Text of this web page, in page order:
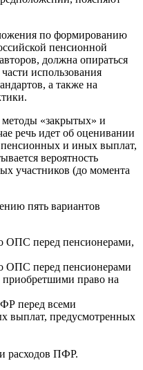
по формированию
пенсионной
должна опираться
использования
а также на
методы «закрытых» и
речь идет об оценивании
пенсионных и иных выплат,
вероятность
участников (до момента
пять вариантов
ОПС перед пенсионерами,
ОПС перед пенсионерами
право на
перед всеми
выплат, предусмотренных
расходов ПФР.